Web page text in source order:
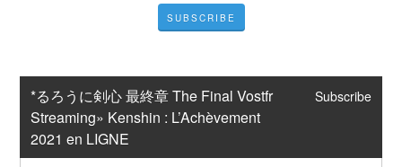
SUBSCRIBE
*るろうに剣心 最終章 The Final Vostfr
Streaming» Kenshin : L’Achèvement
2021 en LIGNE
Subscribe